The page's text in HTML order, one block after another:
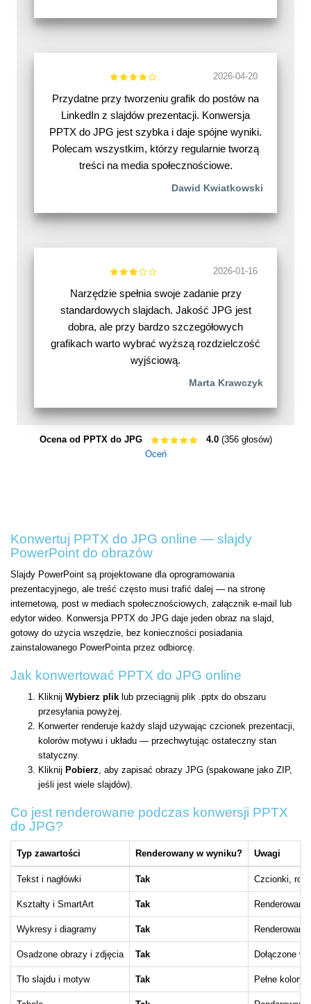
2026-04-20
Przydatne przy tworzeniu grafik do postów na
LinkedIn z slajdów prezentacji. Konwersja
PPTX do JPG jest szybka i daje spójne wyniki.
Polecam wszystkim, którzy regularnie tworzą
treści na media społecznościowe.
Dawid Kwiatkowski
2026-01-16
Narzędzie spełnia swoje zadanie przy
standardowych slajdach. Jakość JPG jest
dobra, ale przy bardzo szczegółowych
grafikach warto wybrać wyższą rozdzielczość
wyjściową.
Marta Krawczyk
Ocena od PPTX do JPG 4.0(356 głosów)
Oceń
Konwertuj PPTX do JPG online — slajdy
PowerPoint do obrazów
Slajdy PowerPoint są projektowane dla oprogramowania
prezentacyjnego, ale treść często musi trafić dalej — na stronę
internetową, post w mediach społecznościowych, załącznik e-mail lub
edytor wideo. Konwersja PPTX do JPG daje jeden obraz na slajd,
gotowy do użycia wszędzie, bez konieczności posiadania
zainstalowanego PowerPointa przez odbiorcę.
Jak konwertować PPTX do JPG online
Kliknij Wybierz plik lub przeciągnij plik .pptx do obszaru
przesyłania powyżej.
Konwerter renderuje każdy slajd używając czcionek prezentacji,
kolorów motywu i układu — przechwytując ostateczny stan
statyczny.
Kliknij Pobierz, aby zapisać obrazy JPG (spakowane jako ZIP,
jeśli jest wiele slajdów).
Co jest renderowane podczas konwersji PPTX
do JPG?
Typ zawartości Renderowany w wyniku? Uwagi
Tekst i nagłówki Tak Czcionki,
Kształty i SmartArt Tak
Wykresy i diagramy Tak
Osadzone obrazy i zdjęcia Tak Dołączone
Tło slajdu i motyw Tak Pełne kolory